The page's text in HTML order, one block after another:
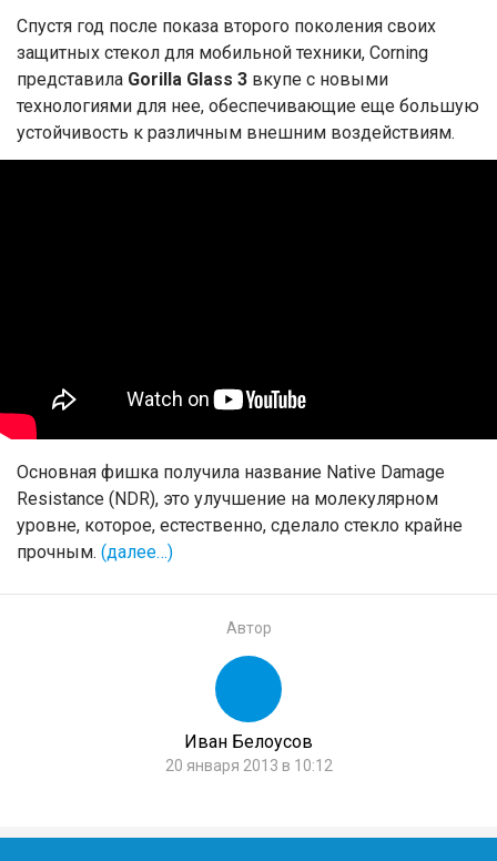
Спустя год после показа второго поколения своих
защитных стекол для мобильной техники, Corning
представила Gorilla Glass 3 вкупе с новыми
технологиями для нее, обеспечивающие еще большую
устойчивость к различным внешним воздействиям.
Основная фишка получила название Native Damage
Resistance (NDR), это улучшение на молекулярном
уровне, которое, естественно, сделало стекло крайне
прочным. (далее…)
Автор
Иван Белоусов
20 января 2013 в 10:12